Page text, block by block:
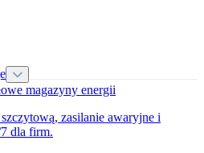
magazyny energii
zasilanie awaryjne i
dla firm.